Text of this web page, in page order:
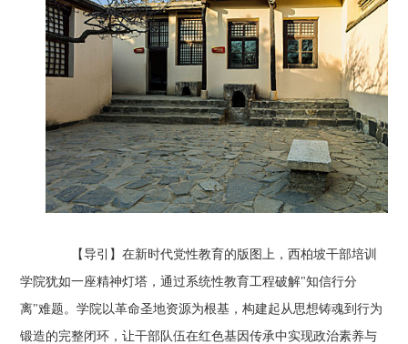
【导引】在新时代党性教育的版图上，西柏坡干部培训
学院犹如一座精神灯塔，通过系统性教育工程破解"知信行分
离"难题。学院以革命圣地资源为根基，构建起从思想铸魂到行为
锻造的完整闭环，让干部队伍在红色基因传承中实现政治素养与